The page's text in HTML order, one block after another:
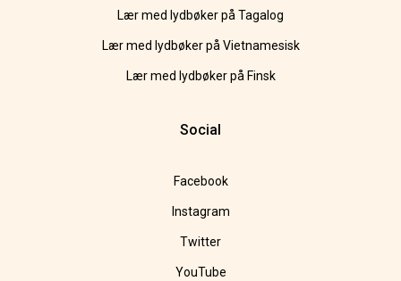
Lær med lydbøker på Tagalog
Lær med lydbøker på Vietnamesisk
Lær med lydbøker på Finsk
Social
Facebook
Instagram
Twitter
YouTube